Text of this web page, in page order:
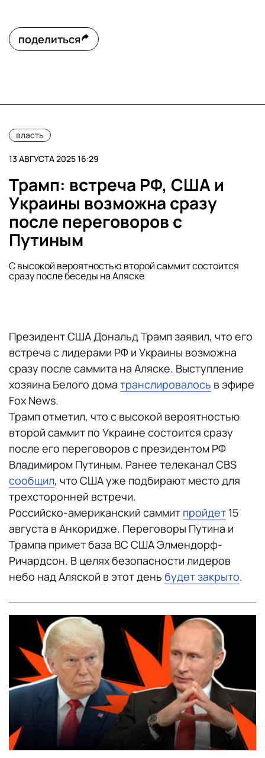
поделиться
власть
13 АВГУСТА 2025 16:29
Трамп: встреча РФ, США и
Украины возможна сразу
после переговоров с
Путиным
С высокой вероятностью второй саммит состоится
сразу после беседы на Аляске
Президент США Дональд Трамп заявил, что его
встреча с лидерами РФ и Украины возможна
сразу после саммита на Аляске. Выступление
хозяина Белого дома транслировалось в эфире
Fox News.
Трамп отметил, что с высокой вероятностью
второй саммит по Украине состоится сразу
после его переговоров с президентом РФ
Владимиром Путиным. Ранее телеканал CBS
сообщил, что США уже подбирают место для
трехсторонней встречи.
Российско-американский саммит пройдет 15
августа в Анкоридже. Переговоры Путина и
Трампа примет база ВС США Элмендорф-
Ричардсон. В целях безопасности лидеров
небо над Аляской в этот день будет закрыто.